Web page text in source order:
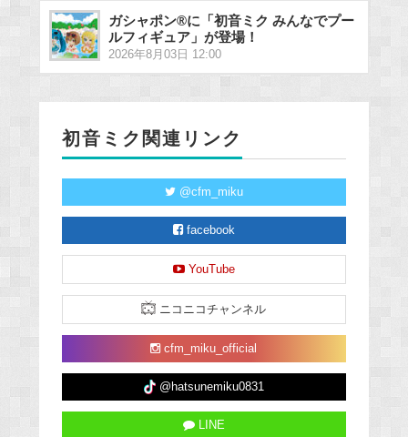
ガシャポン®に「初音ミク みんなでプー
ルフィギュア」が登場！
2026年8月03日 12:00
初音ミク関連リンク
@cfm_miku
facebook
YouTube
ニコニコチャンネル
cfm_miku_official
@hatsunemiku0831
LINE